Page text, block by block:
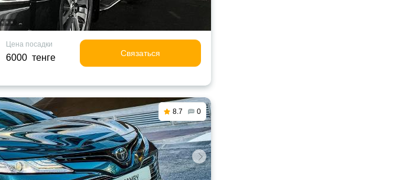
Цена посадки
6000 тенге Связаться
8.7 0